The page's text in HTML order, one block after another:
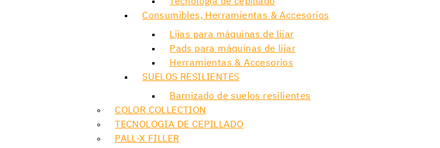
Consumibles, Herramientas & Accesorios
Lijas para máquinas de lijar
Pads para máquinas de lijar
Herramientas & Accesorios
SUELOS RESILIENTES
Barnizado de suelos resilientes
COLOR COLLECTION
TECNOLOGIA DE CEPILLADO
PALL-X FILLER